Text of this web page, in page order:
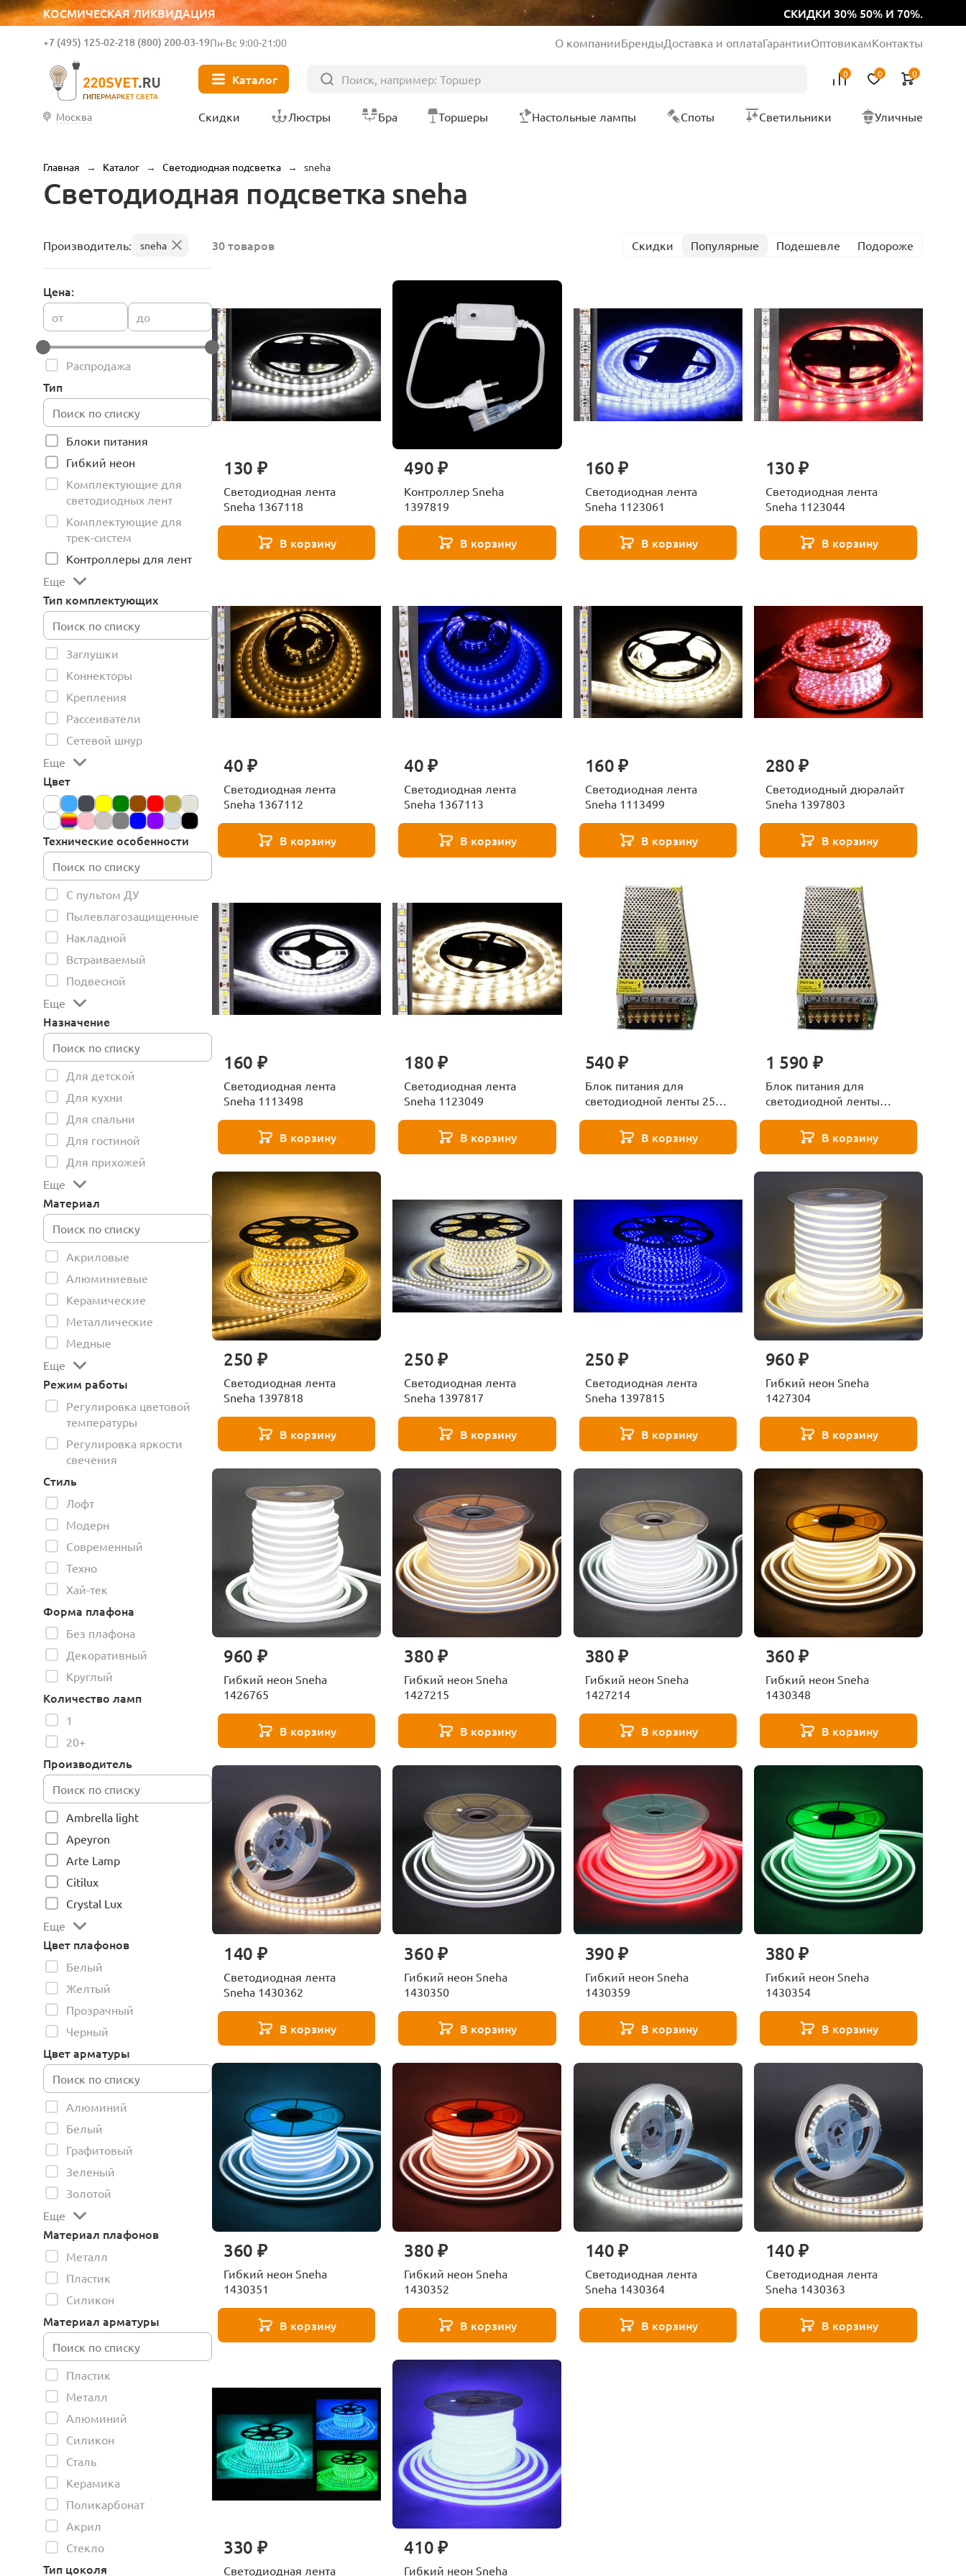
КОСМИЧЕСКАЯ ЛИКВИДАЦИЯ СКИДКИ 30% 50% И 70%.
ГИПЕРМАРКЕТ СВЕТА
+7 (495) 125-02-218 (800) 200-03-19Пн-Вс 9:00-21:00 О компанииБрендыДоставка и оплатаГарантииОптовикамКонтакты
Каталог 0 0 0
Москва Скидки Люстры Бра Торшеры Настольные лампы Споты Светильники Уличные
Главная → Каталог → Светодиодная подсветка → sneha
Светодиодная подсветка sneha
Производитель: sneha
Цена:
от до
Распродажа
Тип
Блоки питания
Гибкий неон
Комплектующие для
светодиодных лент
Комплектующие для
трек-систем
Контроллеры для лент
Еще
Тип комплектующих
Заглушки
Коннекторы
Крепления
Рассеиватели
Сетевой шнур
Еще
Цвет
Технические особенности
С пультом ДУ
Пылевлагозащищенные
Накладной
Встраиваемый
Подвесной
Еще
Назначение
Для детской
Для кухни
Для спальни
Для гостиной
Для прихожей
Еще
Материал
Акриловые
Алюминиевые
Керамические
Металлические
Медные
Еще
Режим работы
Регулировка цветовой
температуры
Регулировка яркости
свечения
Стиль
Лофт
Модерн
Современный
Техно
Хай-тек
Форма плафона
Без плафона
Декоративный
Круглый
Количество ламп
1
20+
Производитель
Ambrella light
Apeyron
Arte Lamp
Citilux
Crystal Lux
Еще
Цвет плафонов
Белый
Желтый
Прозрачный
Черный
Цвет арматуры
Алюминий
Белый
Графитовый
Зеленый
Золотой
Еще
Материал плафонов
Металл
Пластик
Силикон
Материал арматуры
Пластик
Металл
Алюминий
Силикон
Сталь
Керамика
Поликарбонат
Акрил
Стекло
Тип цоколя
30 товаров Скидки Популярные Подешевле Подороже
130 ₽
Светодиодная лента
Sneha 1367118
В корзину
490 ₽
Контроллер Sneha
1397819
В корзину
160 ₽
Светодиодная лента
Sneha 1123061
В корзину
130 ₽
Светодиодная лента
Sneha 1123044
В корзину
40 ₽
Светодиодная лента
Sneha 1367112
В корзину
40 ₽
Светодиодная лента
Sneha 1367113
В корзину
160 ₽
Светодиодная лента
Sneha 1113499
В корзину
280 ₽
Светодиодный дюралайт
Sneha 1397803
В корзину
160 ₽
Светодиодная лента
Sneha 1113498
В корзину
180 ₽
Светодиодная лента
Sneha 1123049
В корзину
540 ₽
Блок питания для
светодиодной ленты 25W
В корзину
1 590 ₽
Блок питания для
светодиодной ленты
В корзину
250 ₽
Светодиодная лента
Sneha 1397818
В корзину
250 ₽
Светодиодная лента
Sneha 1397817
В корзину
250 ₽
Светодиодная лента
Sneha 1397815
В корзину
960 ₽
Гибкий неон Sneha
1427304
В корзину
960 ₽
Гибкий неон Sneha
1426765
В корзину
380 ₽
Гибкий неон Sneha
1427215
В корзину
380 ₽
Гибкий неон Sneha
1427214
В корзину
360 ₽
Гибкий неон Sneha
1430348
В корзину
140 ₽
Светодиодная лента
Sneha 1430362
В корзину
360 ₽
Гибкий неон Sneha
1430350
В корзину
390 ₽
Гибкий неон Sneha
1430359
В корзину
380 ₽
Гибкий неон Sneha
1430354
В корзину
360 ₽
Гибкий неон Sneha
1430351
В корзину
380 ₽
Гибкий неон Sneha
1430352
В корзину
140 ₽
Светодиодная лента
Sneha 1430364
В корзину
140 ₽
Светодиодная лента
Sneha 1430363
В корзину
330 ₽
Светодиодная лента
410 ₽
Гибкий неон Sneha